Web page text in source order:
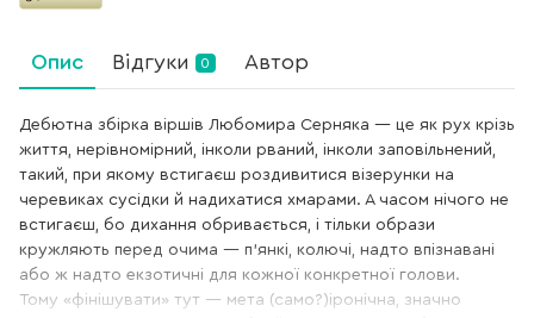
Опис Відгуки 0 Автор
Дебютна збірка віршів Любомира Серняка — це як рух крізь
життя, нерівномірний, інколи рваний, інколи заповільнений,
такий, при якому встигаєш роздивитися візерунки на
черевиках сусідки й надихатися хмарами. А часом нічого не
встигаєш, бо дихання обривається, і тільки образи
кружляють перед очима — п’янкі, колючі, надто впізнавані
або ж надто екзотичні для кожної конкретної голови.
Тому «фінішувати» тут — мета (само?)іронічна, значно